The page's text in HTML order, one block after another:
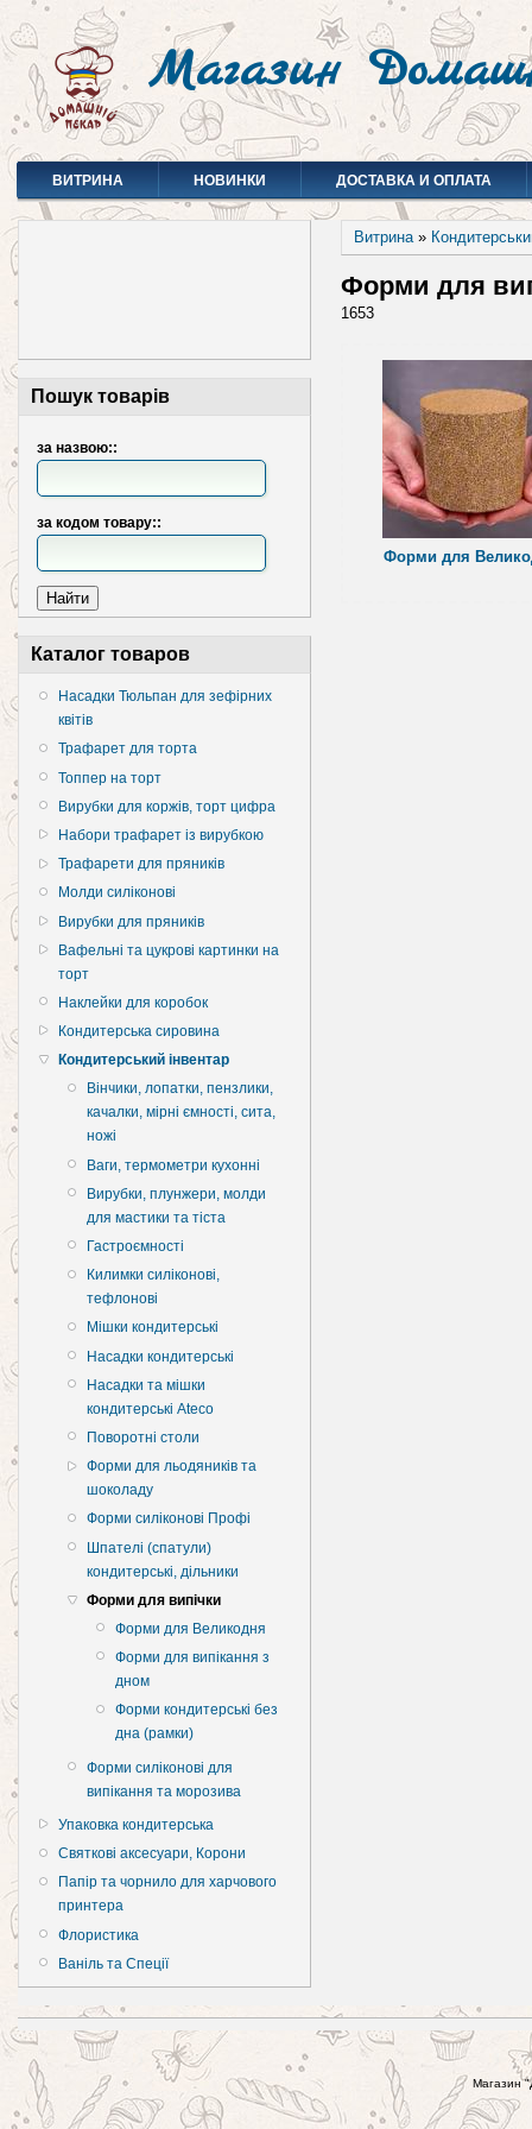
Магазин
ВИТРИНА НОВИНКИ ДОСТАВКА И ОПЛАТА
Пошук товарів
за назвою::
за кодом товару::
Каталог товаров
Насадки Тюльпан для зефірних
квітів
Трафарет для торта
Топпер на торт
Вирубки для коржів, торт цифра
Набори трафарет із вирубкою
Трафарети для пряників
Молди силіконові
Вирубки для пряників
Вафельні та цукрові картинки на
торт
Наклейки для коробок
Кондитерська сировина
Кондитерський інвентар
Вінчики, лопатки, пензлики,
качалки, мірні ємності, сита,
ножі
Ваги, термометри кухонні
Вирубки, плунжери, молди
для мастики та тіста
Гастроємності
Килимки силіконові,
тефлонові
Мішки кондитерські
Насадки кондитерські
Насадки та мішки
кондитерські Ateco
Поворотні столи
Форми для льодяників та
шоколаду
Форми силіконові Профі
Шпателі (спатули)
кондитерські, дільники
Форми для випічки
Форми для Великодня
Форми для випікання з
дном
Форми кондитерські без
дна (рамки)
Форми силіконові для
випікання та морозива
Упаковка кондитерська
Святкові аксесуари, Корони
Папір та чорнило для харчового
принтера
Флористика
Ваніль та Спеції
Витрина»
Форми для
1653
Форми для
Магазин